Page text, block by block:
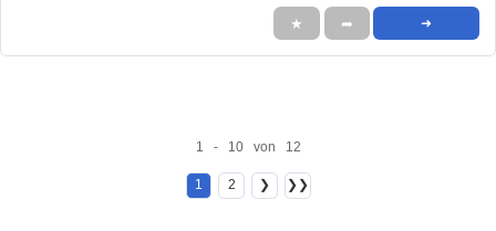
★ ➦ ➜
1 - 10 von 12
1 2 ❯ ❯❯